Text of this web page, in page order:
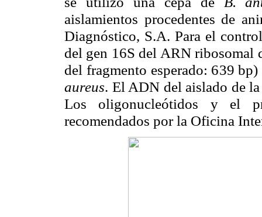
aislamientos procedentes de
Diagnóstico, S.A. Para el
del gen 16S del ARN ribosomal
del fragmento esperado: 639
aureus. El ADN del aislado de
Los oligonucleótidos y el
recomendados por la Oficina